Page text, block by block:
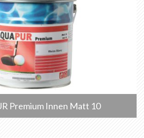
Premium Innen Matt 10